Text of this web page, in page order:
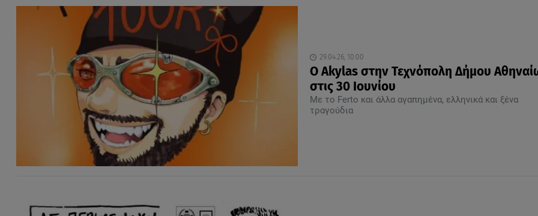
29.04.26, 10:00
Ο Akylas στην Τεχνόπολη Δήμου
στις 30 Ιουνίου
Με το Ferto και άλλα αγαπημένα, ελληνικά και ξένα
τραγούδια